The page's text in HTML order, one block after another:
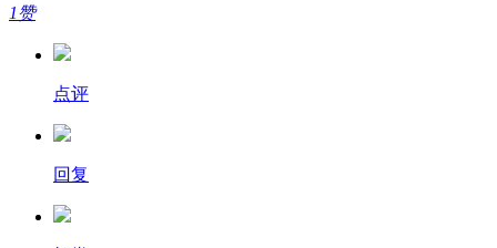
1赞
点评
回复